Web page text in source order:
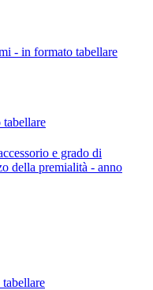
- in formato tabellare
e grado di
della premialità - anno